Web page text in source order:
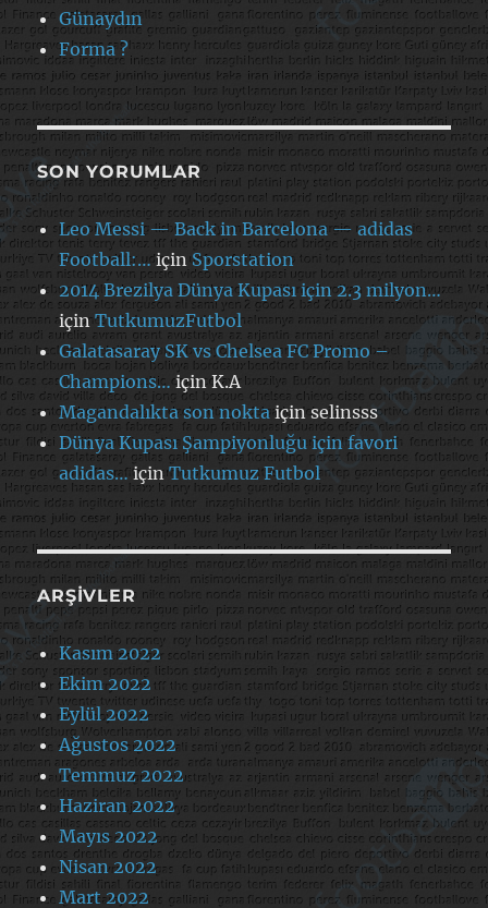
Günaydın
Forma ?
SON YORUMLAR
Leo Messi — Back in Barcelona — adidas
Football:…için Sporstation
2014 Brezilya Dünya Kupası için 2.3 milyon…
içinTutkumuzFutbol
Galatasaray SK vs Chelsea FC Promo –
Champions…içinK.A
Magandalıkta son nokta içinselinsss
Dünya Kupası Şampiyonluğu için favori
adidas… içinTutkumuz Futbol
ARŞIVLER
Kasım 2022
Ekim 2022
Eylül 2022
Ağustos 2022
Temmuz 2022
Haziran 2022
Mayıs 2022
Nisan 2022
Mart 2022